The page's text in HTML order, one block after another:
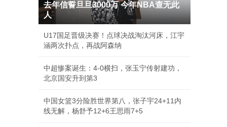
去年信誓旦旦3000万 今年NBA查无此
人
U17国足晋级决赛！点球决战淘汰河床，江宇
涵两次扑点，再战阿森纳
中超惨案诞生：4-0横扫，张玉宁传射建功，
北京国安升到第3
中国女篮3分险胜世界第八，张子宇24+11内
线无解，杨舒予12+6王思雨7+5